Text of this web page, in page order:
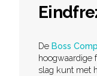
De Boss
hoogwaardige
slag kunt met